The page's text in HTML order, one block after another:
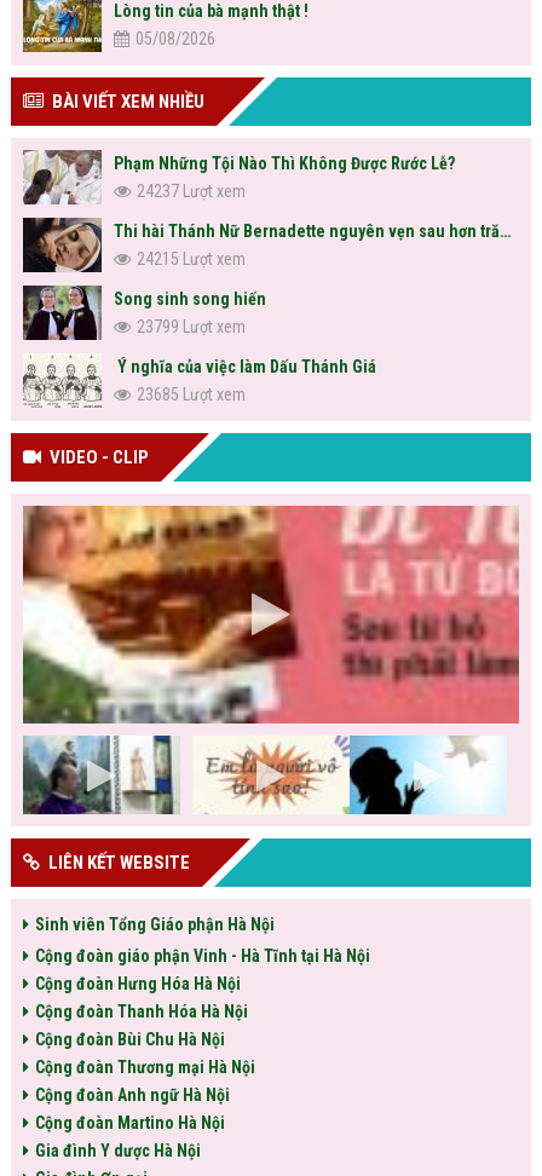
Lòng tin của bà mạnh thật !
05/08/2026
BÀI VIẾT XEM NHIỀU
Phạm Những Tội Nào Thì Không Được Rước Lễ?
24237 Lượt xem
Thi hài Thánh Nữ Bernadette nguyên vẹn sau hơn trăm năm
24215 Lượt xem
Song sinh song hiến
23799 Lượt xem
Ý nghĩa của việc làm Dấu Thánh Giá
23685 Lượt xem
VIDEO - CLIP
LIÊN KẾT WEBSITE
Sinh viên Tổng Giáo phận Hà Nội
Cộng đoàn giáo phận Vinh - Hà Tĩnh tại Hà Nội
Cộng đoàn Hưng Hóa Hà Nội
Cộng đoàn Thanh Hóa Hà Nội
Cộng đoàn Bùi Chu Hà Nội
Cộng đoàn Thương mại Hà Nội
Cộng đoàn Anh ngữ Hà Nội
Cộng đoàn Martino Hà Nội
Gia đình Y dược Hà Nội